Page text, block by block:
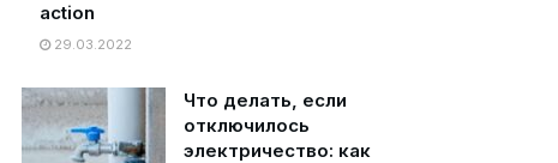
action
29.03.2022
Что делать, если
отключилось
электричество: как